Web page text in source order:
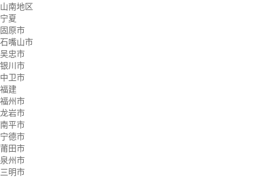
山南地区
宁夏
固原市
石嘴山市
吴忠市
银川市
中卫市
福建
福州市
龙岩市
南平市
宁德市
莆田市
泉州市
三明市